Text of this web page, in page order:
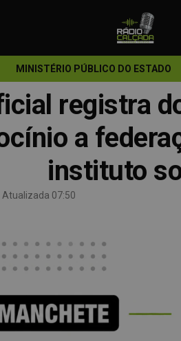
MINISTÉRIO PÚBLICO DO ESTADO
registra
a
instituto
Atualizada 07:50